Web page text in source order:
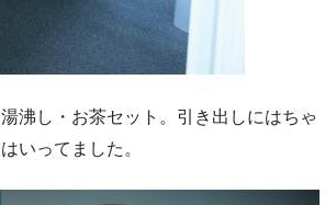
沸し・お茶セット。引き出しにはちゃ
いってました。